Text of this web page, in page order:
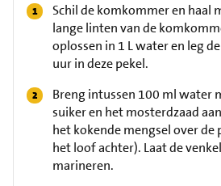
Schil de komkommer en haal
lange linten van de
oplossen in 1 L water en leg
uur in deze pekel.
Breng intussen 100 ml water
suiker en het mosterdzaad
het kokende mengsel over de
het loof achter). Laat de
marineren.